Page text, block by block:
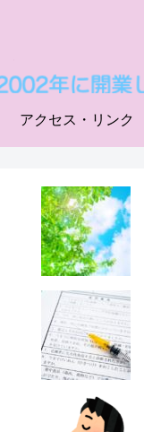
アクセス・リンク